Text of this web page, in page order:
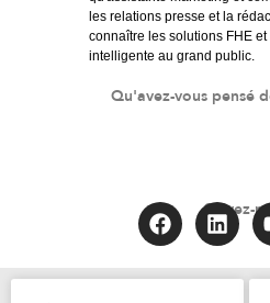
les relations presse et la
connaître les solutions FHE
intelligente au grand public.
Qu'avez-vous pensé
Suivez-